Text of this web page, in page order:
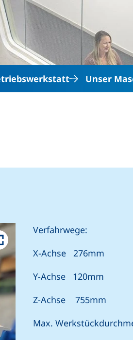
Direkt zum Inhalt
Unser
Verfahrwege:
X-Achse 276mm
Y-Achse 120mm
Z-Achse 755mm
Max.